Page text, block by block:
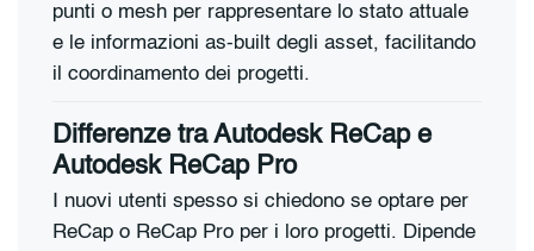
punti o mesh per rappresentare lo stato attuale
e le informazioni as-built degli asset, facilitando
il coordinamento dei progetti.
Differenze tra Autodesk ReCap e
Autodesk ReCap Pro
I nuovi utenti spesso si chiedono se optare per
ReCap o ReCap Pro per i loro progetti. Dipende